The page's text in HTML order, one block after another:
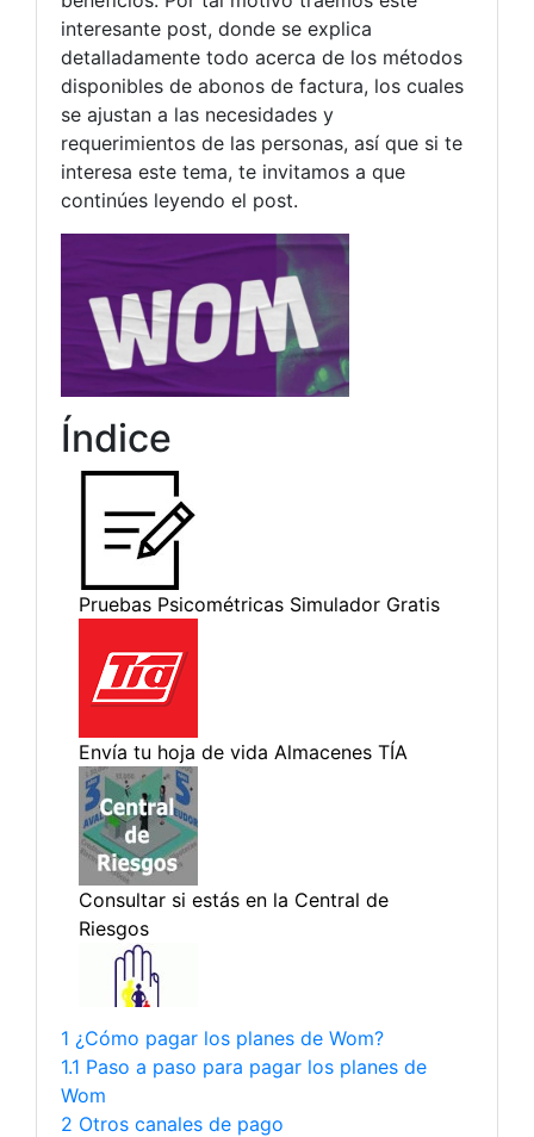
interesante post, donde se explica
detalladamente todo acerca de los métodos
disponibles de abonos de factura, los cuales
se ajustan a las necesidades y
requerimientos de las personas, así que si te
interesa este tema, te invitamos a que
continúes leyendo el post.
Índice
1 ¿Cómo pagar los planes de Wom?
1.1 Paso a paso para pagar los planes de
Wom
2 Otros canales de pago